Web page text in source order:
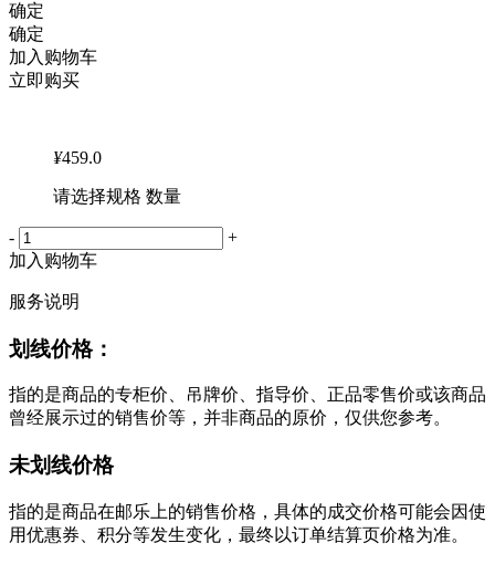
确定
确定
加入购物车
立即购买
¥459.0
请选择规格 数量
-
+
加入购物车
服务说明
划线价格：
指的是商品的专柜价、吊牌价、指导价、正品零售价或该商品
曾经展示过的销售价等，并非商品的原价，仅供您参考。
未划线价格
指的是商品在邮乐上的销售价格，具体的成交价格可能会因使
用优惠券、积分等发生变化，最终以订单结算页价格为准。